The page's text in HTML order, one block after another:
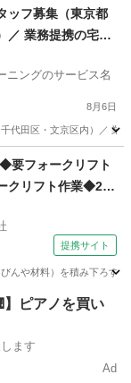
江戸川区
ッフ募集（東京都
／ 業務提携の宅配
ングのサービス名
8月6日
代田区・文京区内）／
文京区
要フォークリフト
クリフト作業◆20
提携サイト
んや材料）を積み下ろす
】ピアノを買い
ます
Ad